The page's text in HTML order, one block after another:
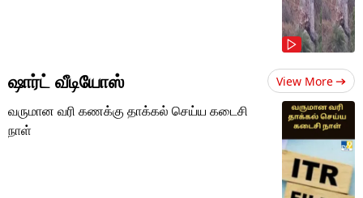
ஷார்ட் வீடியோஸ் View More
வருமான வரி கணக்கு தாக்கல் செய்ய கடைசி
நாள்